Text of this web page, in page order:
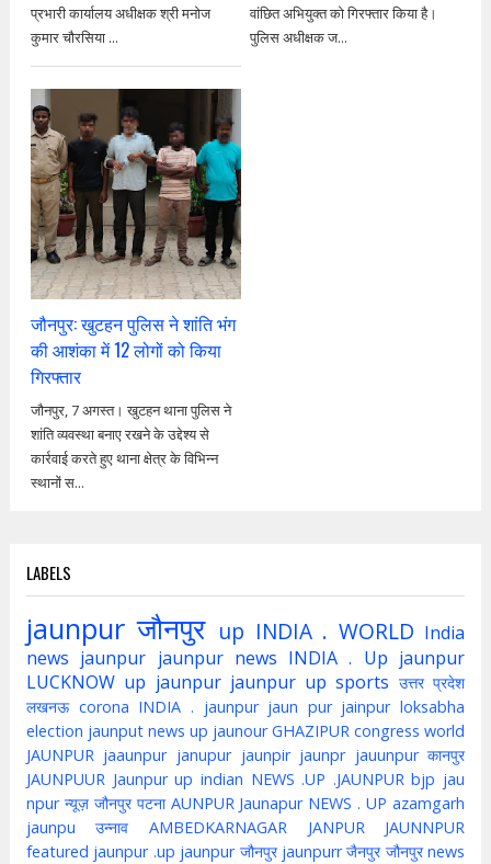
प्रभारी कार्यालय अधीक्षक श्री मनोज
कुमार चौरसिया ...
वांछित अभियुक्त को गिरफ्तार किया है।
पुलिस अधीक्षक ज...
जौनपुर: खुटहन पुलिस ने शांति भंग
की आशंका में 12 लोगों को किया
गिरफ्तार
जौनपुर, 7 अगस्त। खुटहन थाना पुलिस ने
शांति व्यवस्था बनाए रखने के उद्देश्य से
कार्रवाई करते हुए थाना क्षेत्र के विभिन्न
स्थानों स...
LABELS
jaunpur जौनपुर up INDIA . WORLD India
news jaunpur jaunpur news INDIA . Up jaunpur
LUCKNOW up jaunpur jaunpur up sports उत्तर प्रदेश
लखनऊ corona INDIA . jaunpur jaun pur jainpur loksabha
election jaunput news up jaunour GHAZIPUR congress world
JAUNPUR jaaunpur janupur jaunpir jaunpr jauunpur कानपुर
JAUNPUUR Jaunpur up indian NEWS .UP .JAUNPUR bjp jau
npur न्यूज़ जौनपुर पटना AUNPUR Jaunapur NEWS . UP azamgarh
jaunpu
उन्नाव AMBEDKARNAGAR JANPUR
JAUNNPUR
featured jaunpur .up jaunpur जौनपुर jaunpurr जैनपुर जौनपुर news